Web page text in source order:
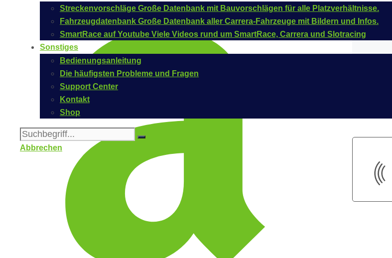
Streckenvorschläge Große Datenbank mit Bauvorschlägen für alle Platzverhältnisse.
Fahrzeugdatenbank Große Datenbank aller Carrera-Fahrzeuge mit Bildern und Infos.
SmartRace auf Youtube Viele Videos rund um SmartRace, Carrera und Slotracing
Sonstiges
Bedienungsanleitung
Die häufigsten Probleme und Fragen
Support Center
Kontakt
Shop
Abbrechen